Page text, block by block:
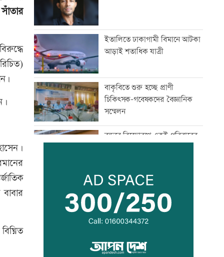
ইতালিতে ঢাকাগামী বিমানে আটকা
আড়াই শতাধিক যাত্রী
বাকৃবিতে শুরু হচ্ছে প্রাণী
চিকিৎসক-গবেষকদের বৈজ্ঞানিক
সম্মেলন
বন্দরে বিস্ফোরণে একই পরিবারের
পাঁচ আর্থিক প্রতিষ্ঠান বন্ধের
অনুমোদন, রোববার প্রশাসক
নিয়োগ
স্বাভাবিক